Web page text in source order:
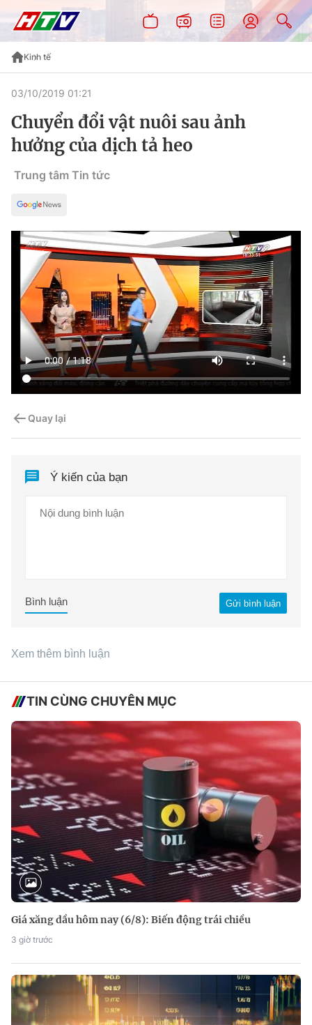
Kinh tế
03/10/2019 01:21
Chuyển đổi vật nuôi sau ảnh
hưởng của dịch tả heo
Trung tâm Tin tức
Quay lại
Ý kiến của bạn
Gửi bình luận
Bình luận
Xem thêm bình luận
TIN CÙNG CHUYÊN MỤC
Giá xăng dầu hôm nay (6/8): Biến động trái chiều
3 giờ trước